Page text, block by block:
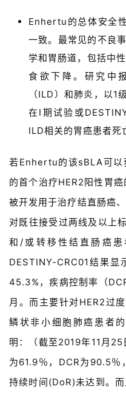
活
药
时
代
学
苑
A
l
E
n
g
l
i
Enhertu的总体安全
一致。最常见的不良
学和胃肠道，包括中
食欲下降。研究中
（ILD）和肺炎，以1
在I期试验或
ILD相关的胃癌患者死
若Enhertu的该sBLA可
的首个治疗HER2阳性胃
被开发用于治疗结直肠癌
对既往接受过两线及以上
和/或转移性结直肠癌
DESTINY-CRC01结果显
45.3%，疾病控制率（
月。而主要针对HER2过
鳞状非小细胞肺癌患者
明：（截至2019年11月
为61.9％，DCR为90.5％
持续时间(DoR)未达到。